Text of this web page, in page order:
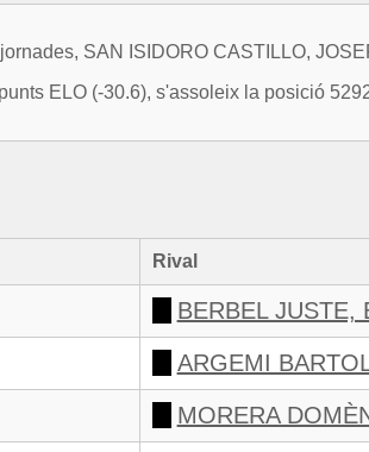
SAN ISIDORO CASTILLO,
ELO (-30.6), s'assoleix la posició
Rival
BERBEL JUSTE,
ARGEMI
MORERA